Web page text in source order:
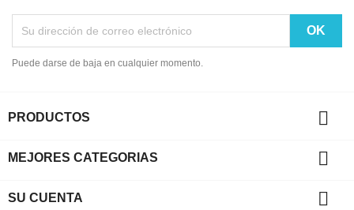
Puede darse de baja en cualquier momento.
PRODUCTOS 
MEJORES CATEGORIAS 
SU CUENTA 